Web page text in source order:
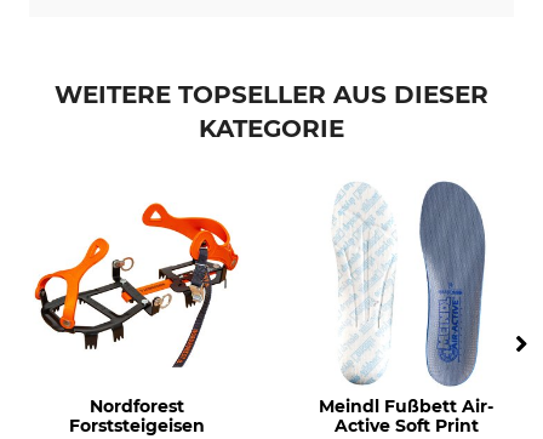
WEITERE TOPSELLER AUS DIESER
KATEGORIE
Nordforest
Forststeigeisen
Meindl Fußbett Air-
Active Soft Print